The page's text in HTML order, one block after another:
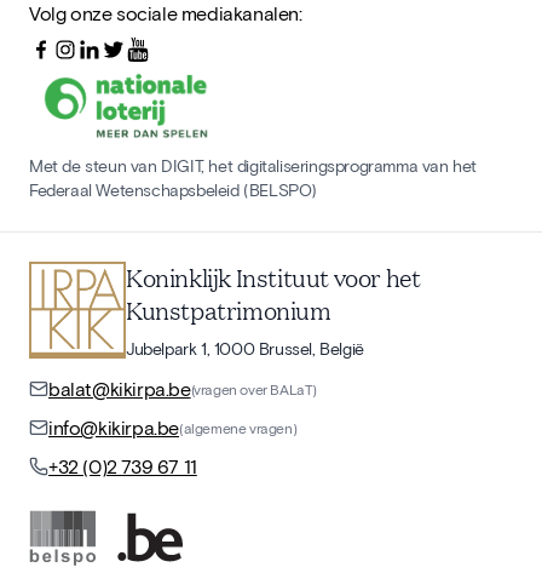
Volg onze sociale mediakanalen:
Met de steun van DIGIT, het digitaliseringsprogramma van het
Federaal Wetenschapsbeleid (BELSPO)
Koninklijk Instituut voor het
Kunstpatrimonium
Jubelpark 1, 1000 Brussel, België
balat@kikirpa.be(vragen over BALaT)
info@kikirpa.be(algemene vragen)
+32 (0)2 739 67 11